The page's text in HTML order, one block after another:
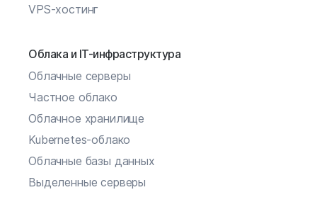
VPS-хостинг
Облака и IT-инфраструктура
Облачные серверы
Частное облако
Облачное хранилище
Kubernetes-облако
Облачные базы данных
Выделенные серверы